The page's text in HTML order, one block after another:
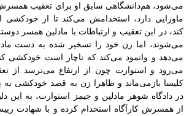
می‌شود، هم‌دانشگاهی سابق او برای تعقیب
ماورایی دارد، استخدامش می‌کند تا از خودکشی
کند، در این تعقیب و ارتباطات با مادلین همسر
‌می‌شوند، اما زن خود را تسخیر شده به دست
می‌دهد و وانمود می‌کند که ناچار است خودکشی
می‌رود و استوارت چون از ارتفاع می‌ترسد از
کلیسا بازمی‌ماند و ظاهرا زن به قصد خودکشی به
در دادگاه شوهر مادلین و جیمز استوارت، به این
از همسرش کارآگاه استخدام کرده و با شهادت